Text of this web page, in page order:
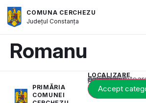
COMUNA CERCHEZU
JudețulConstanța
Romanu
PRIMĂRIA
COMUNEI
LOCALIZARE
Acest conținut este blocat până când acceptați categoria corespunzătoare de cookie-uri.
Accept